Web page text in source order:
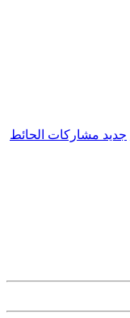
جديد مشاركات الحائط